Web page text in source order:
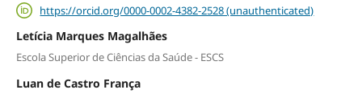
https://orcid.org/0000-0002-4382-2528 (unauthenticated)
Letícia Marques Magalhães
Escola Superior de Ciências da Saúde - ESCS
Luan de Castro França